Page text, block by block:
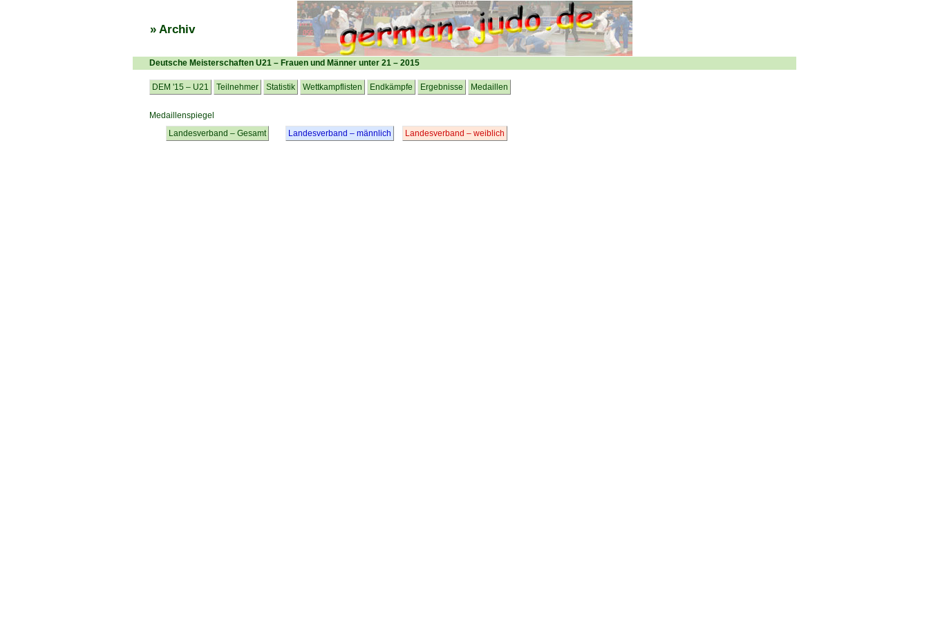
» Archiv
Deutsche Meisterschaften U21 – Frauen und Männer unter 21 – 2015
DEM '15 – U21 Teilnehmer Statistik Wettkampflisten Endkämpfe Ergebnisse Medaillen
Medaillenspiegel
Landesverband – Gesamt
Landesverband – männlich Landesverband – weiblich